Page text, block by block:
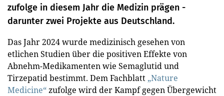
zufolge in diesem Jahr die Medizin prägen -
darunter zwei Projekte aus Deutschland.
Das Jahr 2024 wurde medizinisch gesehen von
etlichen Studien über die positiven Effekte von
Abnehm-Medikamenten wie Semaglutid und
Tirzepatid bestimmt. Dem Fachblatt „Nature
Medicine“zufolge wird der Kampf gegen Übergewicht